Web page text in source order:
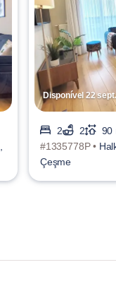
Disponível 22
2 2
90
#1335778P •
Çeşme